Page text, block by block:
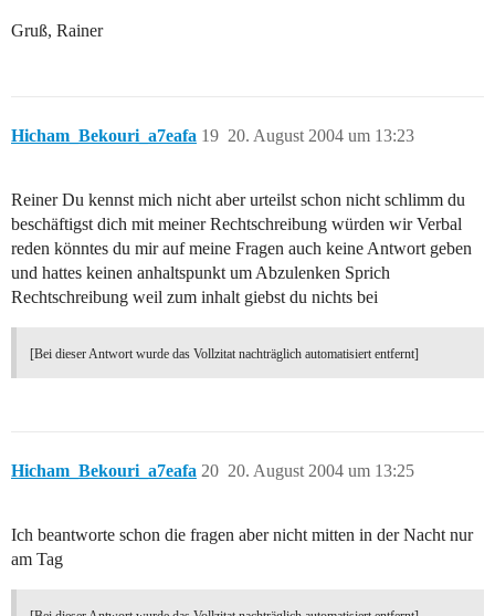
Gruß, Rainer
Hicham_Bekouri_a7eafa 20. August 2004 um 13:23
19
Reiner Du kennst mich nicht aber urteilst schon nicht schlimm du
beschäftigst dich mit meiner Rechtschreibung würden wir Verbal
reden könntes du mir auf meine Fragen auch keine Antwort geben
und hattes keinen anhaltspunkt um Abzulenken Sprich
Rechtschreibung weil zum inhalt giebst du nichts bei
[Bei dieser Antwort wurde das Vollzitat nachträglich automatisiert entfernt]
Hicham_Bekouri_a7eafa 20. August 2004 um 13:25
20
Ich beantworte schon die fragen aber nicht mitten in der Nacht nur
am Tag